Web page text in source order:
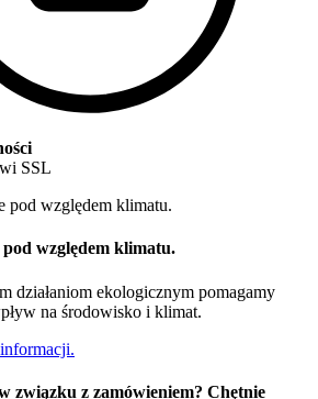
SSL
względem klimatu.
działaniom ekologicznym pomagamy
na środowisko i klimat.
związku z zamówieniem? Chętnie